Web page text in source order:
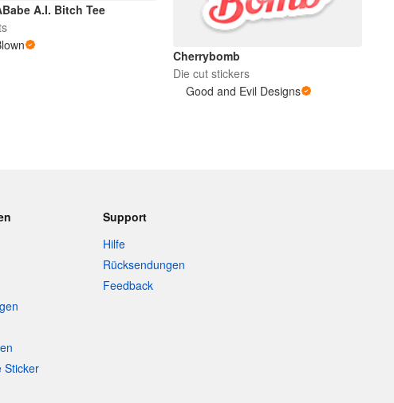
A.I. Bitch Tee
Cherrybomb
Die cut stickers
Good and Evil Designs
Sticker
Support
Hilfe
Rücksendungen
Feedback